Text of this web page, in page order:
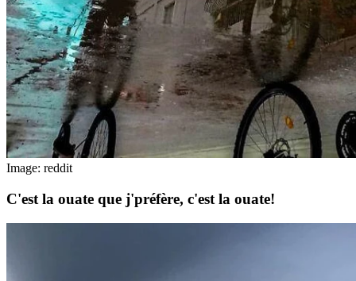
Image: reddit
C'est la ouate que j'préfère, c'est la ouate!